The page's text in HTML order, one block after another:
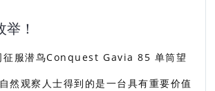
！
征服潜鸟Conquest Gavia 85 单筒望
然观察人士得到的是一台具有重要价值